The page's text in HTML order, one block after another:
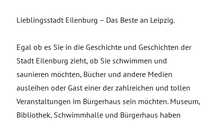
Lieblingsstadt Eilenburg – Das Beste an Leipzig.
Egal ob es Sie in die Geschichte und Geschichten der
Stadt Eilenburg zieht, ob Sie schwimmen und
saunieren möchten, Bücher und andere Medien
ausleihen oder Gast einer der zahlreichen und tollen
Veranstaltungen im Bürgerhaus sein möchten. Museum,
Bibliothek, Schwimmhalle und Bürgerhaus haben